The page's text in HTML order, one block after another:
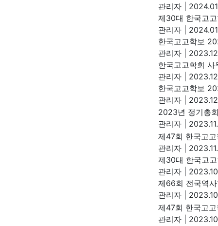
관리자
제30대 한국고
관리자
한국고고학보
관리자
한국고고학회
관리자
한국고고학보
관리자
2023년 정기총
관리자
제47회 한국고
관리자
제30대 한국고
관리자
제66회 전국역
관리자
제47회 한국고
관리자